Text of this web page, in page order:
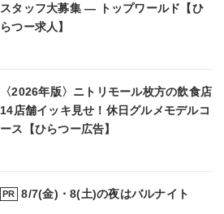
スタッフ大募集 ― トップワールド【ひ
らつー求人】
〈2026年版〉ニトリモール枚方の飲食店
14店舗イッキ見せ！休日グルメモデルコ
ース【ひらつー広告】
PR 8/7(金)・8(土)の夜はバルナイト